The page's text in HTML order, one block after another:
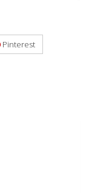
Pinterest